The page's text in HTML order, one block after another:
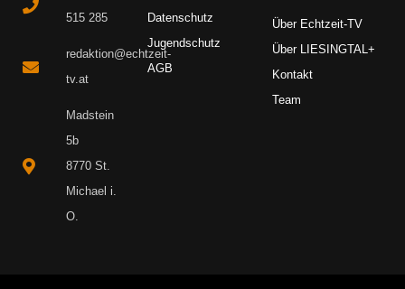
515 285
redaktion@echtzeit-
tv.at
Madstein
5b
8770 St.
Michael i.
O.
Datenschutz
Jugendschutz
AGB
Über Echtzeit-TV
Über LIESINGTAL+
Kontakt
Team